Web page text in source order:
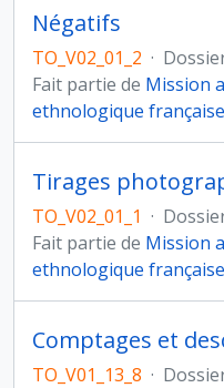
Négatifs
TO_V02_01_2 ·
Fait partie de Mission
ethnologique
Tirages
TO_V02_01_1 ·
Fait partie de Mission
ethnologique
Comptages et
TO_V01_13_8 ·